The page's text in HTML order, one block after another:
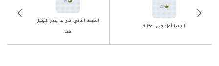
المبحث الثاني: في ما يصح التوكيل
فيه
الباب الأول: في الوكالة